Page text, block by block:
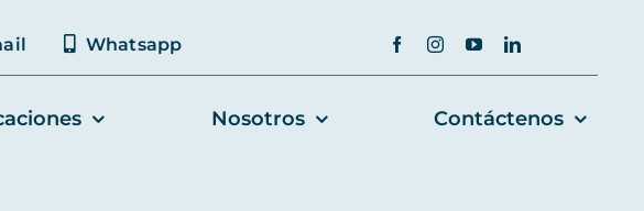
Whatsapp
Nosotros Contáctenos